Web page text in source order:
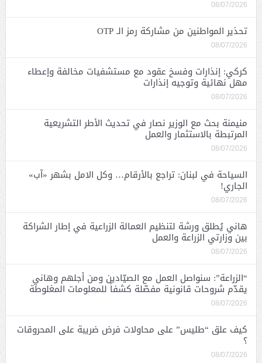
08/07/2026
تحذير المواطنين من مشاركة رمز الـ OTP
08/07/2026
كركي: إنذارات وفسخ عقود مع مستشفيات مخالفة وإعطاء
مهل نهائية وتوجيه إنذارات
08/07/2026
منيمنة بحث مع الوزير نصار في تحديث الأطر التشريعية
المرتبطة بالاستثمار والعمل
08/07/2026
السياحة في لبنان: تراجع بالأرقام… وكل الامل بشهر «آب»
الجاري!
08/07/2026
هاني يُطلق ورشة لتنظيم العمالة الزراعية في إطار الشراكة
بين وزارتي الزراعة والعمل
08/07/2026
“الزراعة”: سنواصل العمل مع الصيّادين ومن أجلهم وهاني
يقدّم شروحات قانونية مفصّلة كشفاً للمعلومات المغلوطة
08/07/2026
كيف علق “طليس” على محاولات فرض ضريبة على المحروقات
؟
08/07/2026